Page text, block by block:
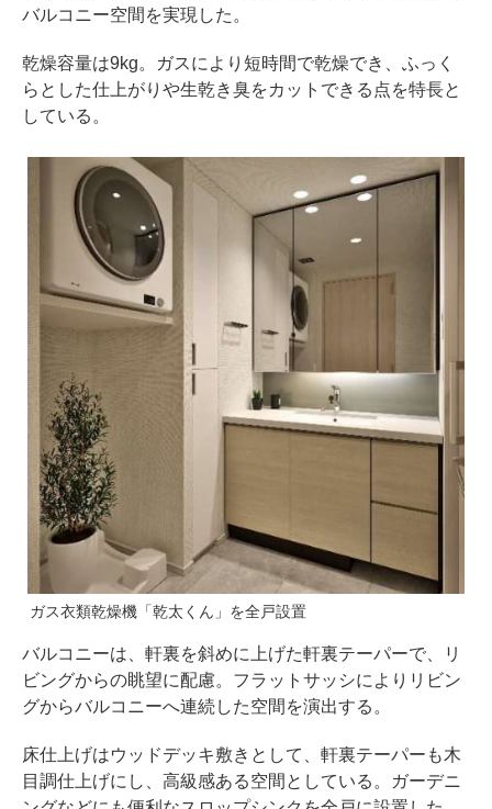
バルコニー空間を実現した。
乾燥容量は9kg。ガスにより短時間で乾燥でき、ふっく
らとした仕上がりや生乾き臭をカットできる点を特長と
している。
ガス衣類乾燥機「乾太くん」を全戸設置
バルコニーは、軒裏を斜めに上げた軒裏テーパーで、リ
ビングからの眺望に配慮。フラットサッシによりリビン
グからバルコニーへ連続した空間を演出する。
床仕上げはウッドデッキ敷きとして、軒裏テーパーも木
目調仕上げにし、高級感ある空間としている。ガーデニ